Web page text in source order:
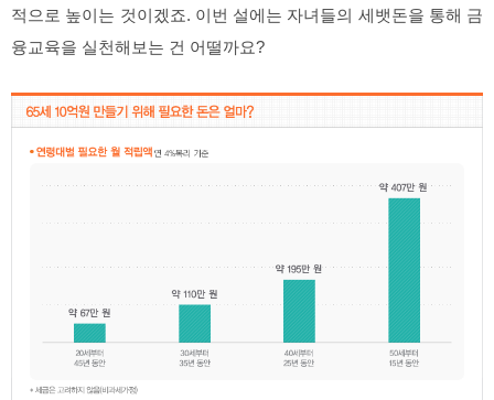
적으로 높이는 것이겠죠. 이번 설에는 자녀들의 세뱃돈을 통해 금
융교육을 실천해보는 건 어떨까요?